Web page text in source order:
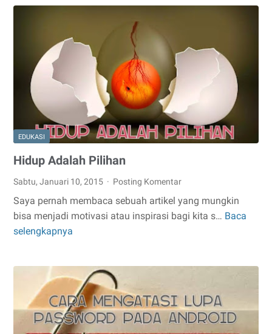
Mas
Hendra
EDUKASI
Hidup Adalah Pilihan
Sabtu, Januari 10, 2015 Posting Komentar
Saya pernah membaca sebuah artikel yang mungkin
bisa menjadi motivasi atau inspirasi bagi kita s… Baca
selengkapnya
Hidup